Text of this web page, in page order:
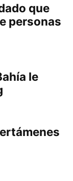
que
personas
le